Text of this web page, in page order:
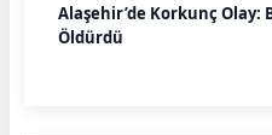
Alaşehir’de Korkunç Olay:
Öldürdü